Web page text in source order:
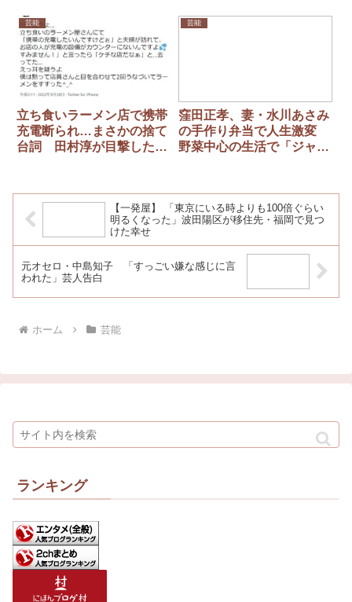
芸能
立ち食いラーメン店で携帯
充電断られ…まさかの捨て
台詞 田村淳が目撃した非
芸能
窪田正孝、妻・水川あさみ
の手作り弁当で人生激変
野菜中心の生活で「ジャン
【一発屋】 「東京にいる時よりも100倍ぐらい
明るくなった」波田陽区が移住先・福岡で見つ
けた幸せ
元オセロ・中島知子 「すっごい嫌な感じに言
われた」芸人告白
ホーム 芸能
ランキング